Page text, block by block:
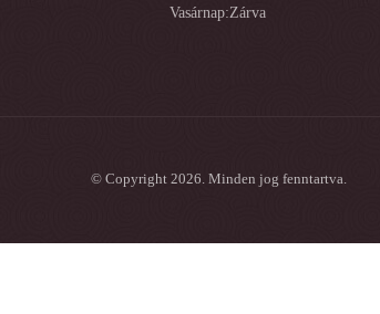
Vasárnap:Zárva
© Copyright 2026. Minden jog fenntartva.